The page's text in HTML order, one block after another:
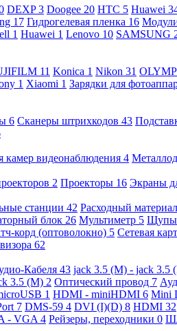
DEXP3 Doogee 20 HTC 5 Huawei
17 Гидрогелевая пленка 16
1 Huawei 1 Lenovo 10 SAMSUNG
11 Konica 1 Nikon 31
1 Xiaomi 1 Зарядки для
6 Сканеры штрихкодов 43
видеонаблюдения 4
2 Проекторы 16 Экраны
станции 42 Расходный материал
блок 26 Мультиметр 5 Щупы
корд (оптоволокно) 5 Сетевая
62
Кабеля 43 jack 3.5 (M) - jack 3.5
3.5 (M) 2 Оптический провод 7
1 HDMI - miniHDMI 6 Mini
7 DMS-59 4 DVI (I)(D) 8 HDMI 32
- VGA 4 Рейзеры, переходники 0